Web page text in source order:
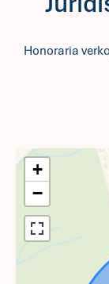
Honoraria
+
−